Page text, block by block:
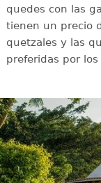
quedes con las
tienen un precio
quetzales y las
preferidas por